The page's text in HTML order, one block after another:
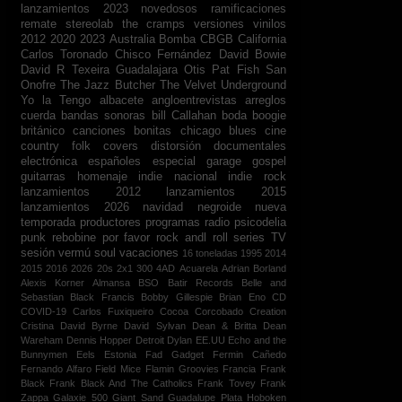
lanzamientos 2023
novedosos
ramificaciones
remate
stereolab the cramps versiones
vinilos
2012 2020 2023 Australia Bomba CBGB California
Carlos Toronado Chisco Fernández
David Bowie
David R Texeira Guadalajara Otis Pat Fish San
Onofre The Jazz Butcher The Velvet Underground
Yo la Tengo
albacete angloentrevistas
arreglos
cuerda
bandas sonoras bill Callahan boda
boogie
británico
canciones bonitas chicago blues
cine
country folk
covers distorsión
documentales
electrónica
españoles especial garage
gospel
guitarras
homenaje indie nacional
indie rock
lanzamientos 2012
lanzamientos 2015
lanzamientos 2026
navidad negroide
nueva
temporada productores programas radio psicodelia
punk
rebobine por favor rock andl roll
series TV
sesión vermú soul vacaciones 16 toneladas 1995 2014
2015 2016 2026 20s 2x1 300 4AD Acuarela Adrian Borland
Alexis Korner
Almansa BSO Batir Records
Belle and
Sebastian
Black Francis Bobby Gillespie Brian Eno
CD
COVID-19 Carlos Fuxiqueiro Cocoa Corcobado Creation
Cristina
David Byrne David Sylvan Dean & Britta
Dean
Wareham Dennis Hopper Detroit Dylan EE.UU Echo and the
Bunnymen
Eels Estonia Fad Gadget
Fermin Cañedo
Fernando Alfaro Field Mice Flamin Groovies Francia Frank
Black Frank Black And The Catholics Frank Tovey Frank
Zappa Galaxie 500 Giant Sand Guadalupe Plata Hoboken